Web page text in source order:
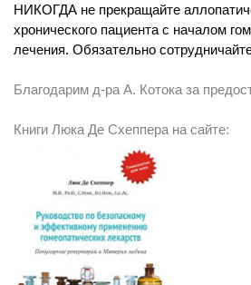
НИКОГДА не прекращайте
хронического пациента с началом
лечения. Обязательно
Благодарим д-ра А. Котока за
Книги Люка Де Схеппера на сайте: